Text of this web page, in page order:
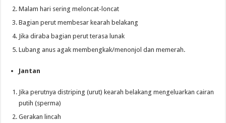
Malam hari sering meloncat-loncat
Bagian perut membesar kearah belakang
Jika diraba bagian perut terasa lunak
Lubang anus agak membengkak/menonjol dan memerah.
Jantan
Jika perutnya distriping (urut) kearah belakang mengeluarkan cairan
putih (sperma)
Gerakan lincah